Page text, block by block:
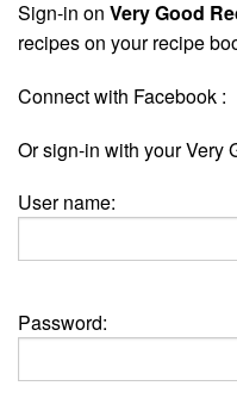
Sign-in on Very Good
recipes on your recipe
Connect with Facebook :
Or sign-in with your Very
User name:
Password: